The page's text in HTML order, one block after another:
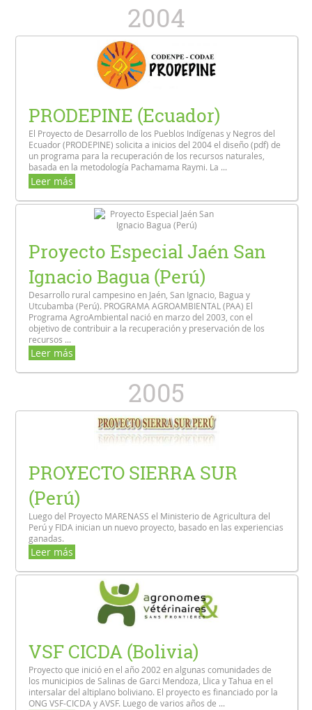
2004
PRODEPINE (Ecuador)
El Proyecto de Desarrollo de los Pueblos Indígenas y Negros del
Ecuador (PRODEPINE) solicita a inicios del 2004 el diseño (pdf) de
un programa para la recuperación de los recursos naturales,
basada en la metodología Pachamama Raymi. La ...
Leer más
Proyecto Especial Jaén San
Ignacio Bagua (Perú)
Desarrollo rural campesino en Jaén, San Ignacio, Bagua y
Utcubamba (Perú). PROGRAMA AGROAMBIENTAL (PAA) El
Programa AgroAmbiental nació en marzo del 2003, con el
objetivo de contribuir a la recuperación y preservación de los
recursos ...
Leer más
2005
PROYECTO SIERRA SUR
(Perú)
Luego del Proyecto MARENASS el Ministerio de Agricultura del
Perú y FIDA inician un nuevo proyecto, basado en las experiencias
ganadas.
Leer más
VSF CICDA (Bolivia)
Proyecto que inició en el año 2002 en algunas comunidades de
los municipios de Salinas de Garci Mendoza, Llica y Tahua en el
intersalar del altiplano boliviano. El proyecto es financiado por la
ONG VSF-CICDA y AVSF. Luego de varios años de ...